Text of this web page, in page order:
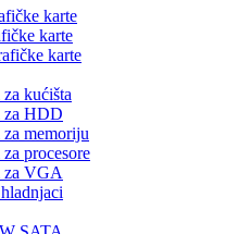
karte
karte
karte
kućišta
za HDD
memoriju
procesore
za VGA